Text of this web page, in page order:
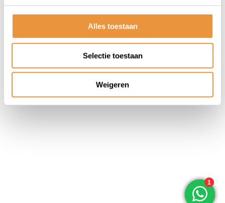
Alles toestaan
Selectie toestaan
Weigeren
Algemene voorwaarden Disclaimer
Privacy
Policy
Sitemap